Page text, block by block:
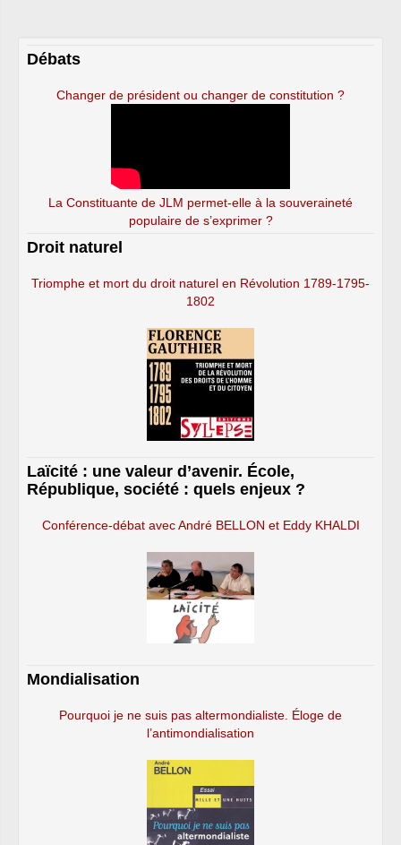
Débats
Changer de président ou changer de constitution ?
La Constituante de JLM permet-elle à la souveraineté
populaire de s’exprimer ?
Droit naturel
Triomphe et mort du droit naturel en Révolution 1789-1795-
1802
Laïcité : une valeur d’avenir. École,
République, société : quels enjeux ?
Conférence-débat avec André BELLON et Eddy KHALDI
Mondialisation
Pourquoi je ne suis pas altermondialiste. Éloge de
l’antimondialisation